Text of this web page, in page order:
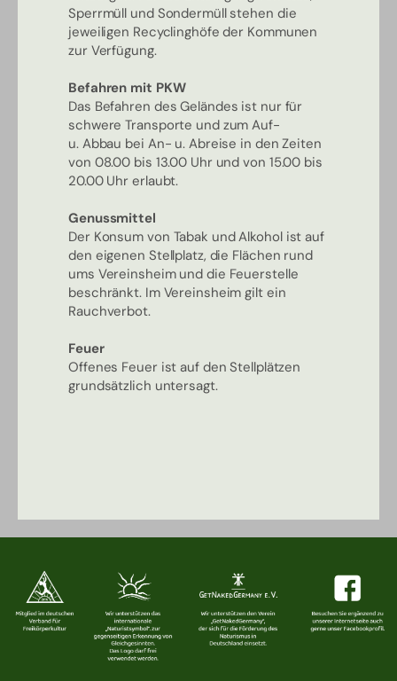
Sperrmüll und Sondermüll stehen die
jeweiligen Recyclinghöfe der Kommunen
zur Verfügung.
Befahren mit PKW
Das Befahren des Geländes ist nur für
schwere Transporte und zum Auf-
u. Abbau bei An- u. Abreise in den Zeiten
von 08.00 bis 13.00 Uhr und von 15.00 bis
20.00 Uhr erlaubt.
Genussmittel
Der Konsum von Tabak und Alkohol ist auf
den eigenen Stellplatz, die Flächen rund
ums Vereinsheim und die Feuerstelle
beschränkt. Im Vereinsheim gilt ein
Rauchverbot.
Feuer
Offenes Feuer ist auf den Stellplätzen
grundsätzlich untersagt.